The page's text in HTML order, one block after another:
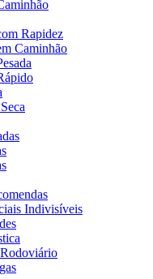
Rapidez
Caminhão
Indivisíveis